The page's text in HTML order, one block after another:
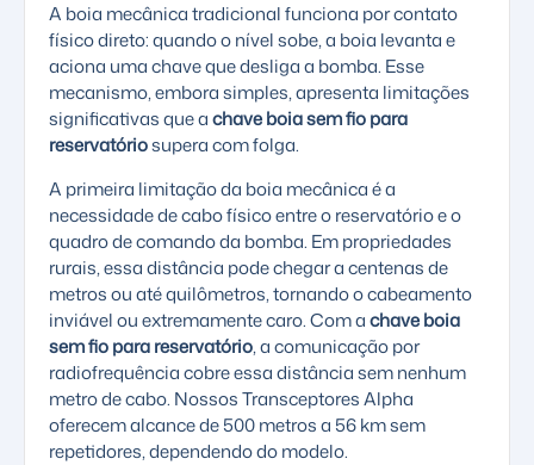
A boia mecânica tradicional funciona por contato
físico direto: quando o nível sobe, a boia levanta e
aciona uma chave que desliga a bomba. Esse
mecanismo, embora simples, apresenta limitações
significativas que achave boia sem fio para
reservatóriosupera com folga.
A primeira limitação da boia mecânica é a
necessidade de cabo físico entre o reservatório e o
quadro de comando da bomba. Em propriedades
rurais, essa distância pode chegar a centenas de
metros ou até quilômetros, tornando o cabeamento
inviável ou extremamente caro. Com achave boia
sem fio para reservatório, a comunicação por
radiofrequência cobre essa distância sem nenhum
metro de cabo. Nossos Transceptores Alpha
oferecem alcance de 500 metros a 56 km sem
repetidores, dependendo do modelo.